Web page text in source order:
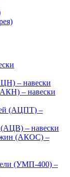
– навески
– навески
(АЦПТ) –
(АЦВ) – навески
(АКОС) –
(УМП-400) –